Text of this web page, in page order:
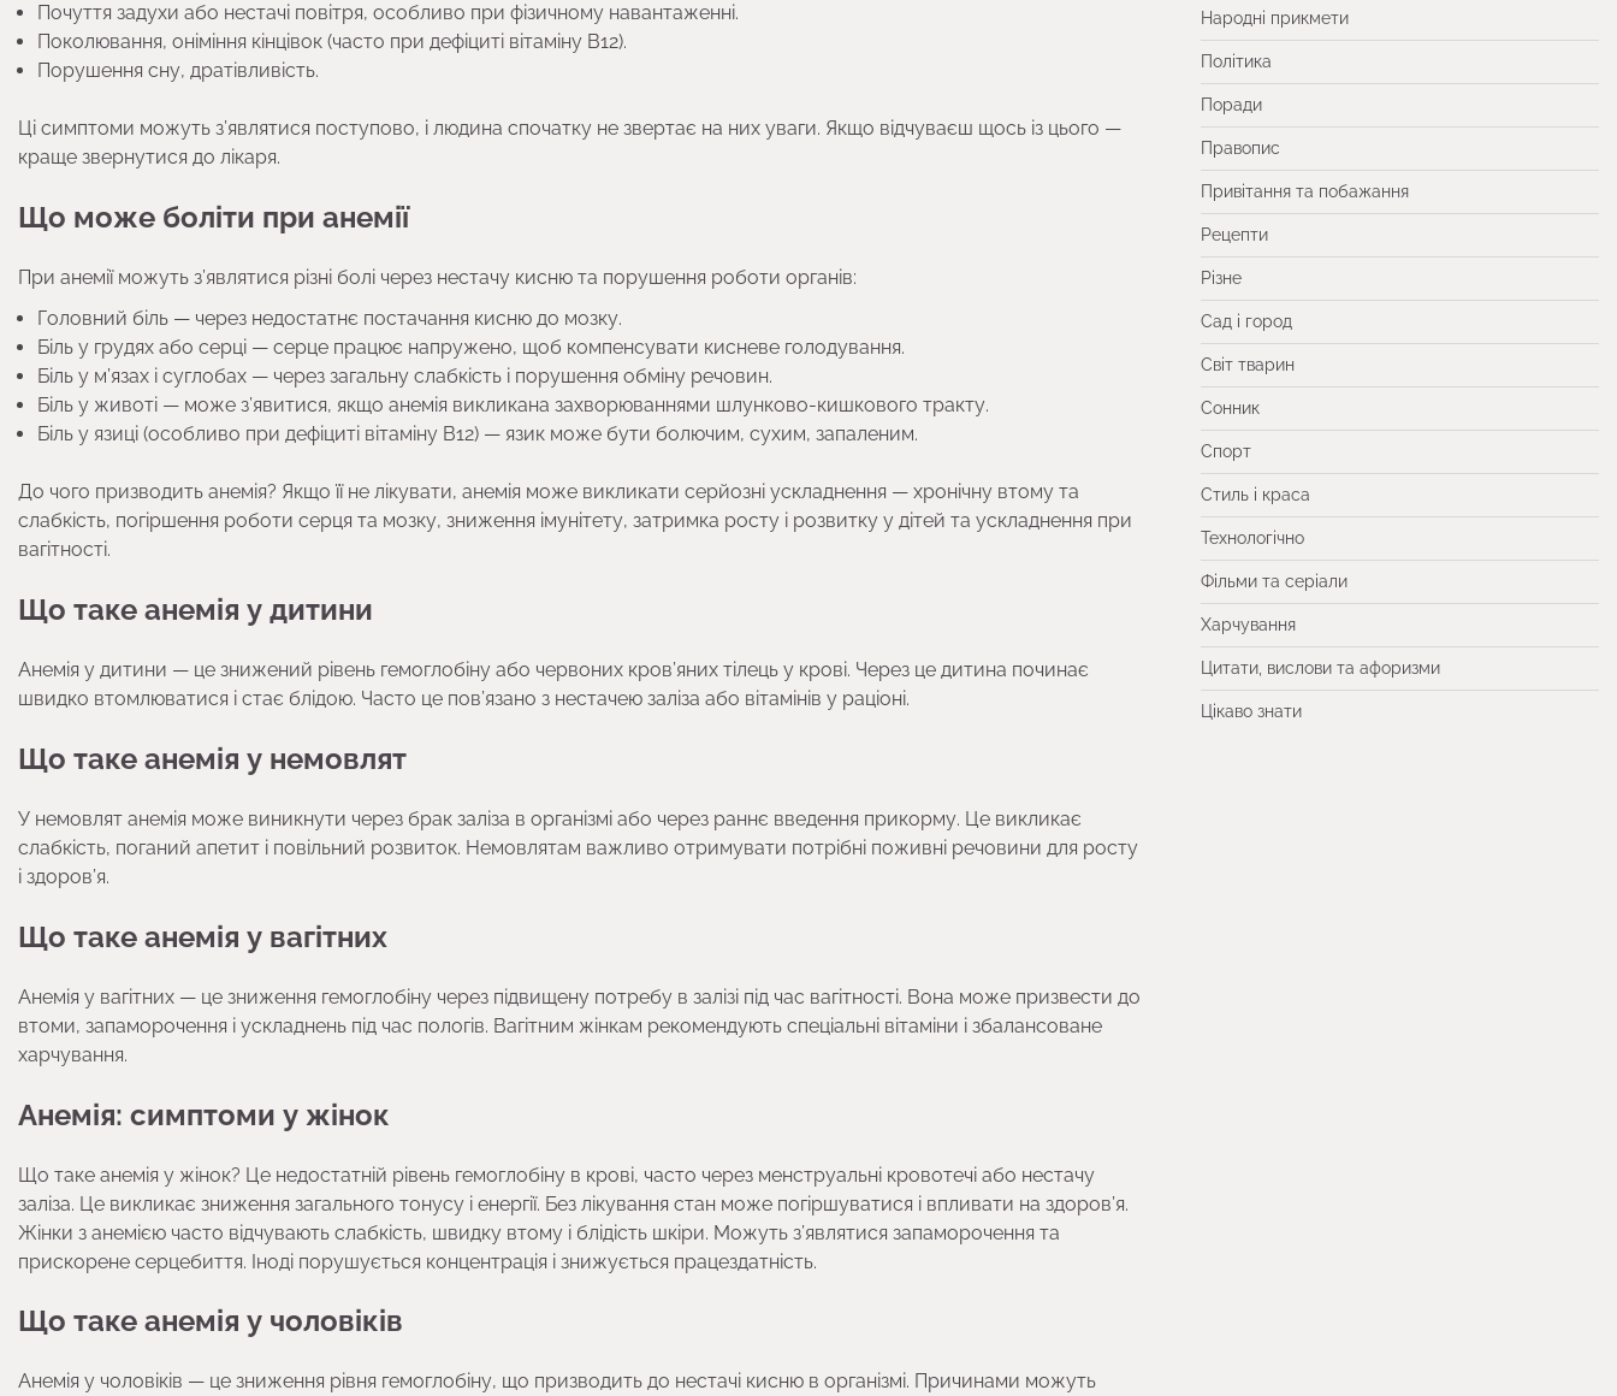
Почуття задухи або нестачі повітря, особливо при фізичному навантаженні.
Поколювання, оніміння кінцівок (часто при дефіциті вітаміну B12).
Порушення сну, дратівливість.
Ці симптоми можуть з’являтися поступово, і людина спочатку не звертає на них уваги. Якщо відчуваєш щось із цього —
краще звернутися до лікаря.
Що може боліти при анемії
При анемії можуть з’являтися різні болі через нестачу кисню та порушення роботи органів:
Головний біль — через недостатнє постачання кисню до мозку.
Біль у грудях або серці — серце працює напружено, щоб компенсувати кисневе голодування.
Біль у м’язах і суглобах — через загальну слабкість і порушення обміну речовин.
Біль у животі — може з’явитися, якщо анемія викликана захворюваннями шлунково-кишкового тракту.
Біль у язиці (особливо при дефіциті вітаміну B12) — язик може бути болючим, сухим, запаленим.
До чого призводить анемія? Якщо її не лікувати, анемія може викликати серйозні ускладнення — хронічну втому та
слабкість, погіршення роботи серця та мозку, зниження імунітету, затримка росту і розвитку у дітей та ускладнення при
вагітності.
Що таке анемія у дитини
Анемія у дитини — це знижений рівень гемоглобіну або червоних кров’яних тілець у крові. Через це дитина починає
швидко втомлюватися і стає блідою. Часто це пов’язано з нестачею заліза або вітамінів у раціоні.
Що таке анемія у немовлят
У немовлят анемія може виникнути через брак заліза в організмі або через раннє введення прикорму. Це викликає
слабкість, поганий апетит і повільний розвиток. Немовлятам важливо отримувати потрібні поживні речовини для росту
і здоров’я.
Що таке анемія у вагітних
Анемія у вагітних — це зниження гемоглобіну через підвищену потребу в залізі під час вагітності. Вона може призвести до
втоми, запаморочення і ускладнень під час пологів. Вагітним жінкам рекомендують спеціальні вітаміни і збалансоване
харчування.
Анемія: симптоми у жінок
Що таке анемія у жінок? Це недостатній рівень гемоглобіну в крові, часто через менструальні кровотечі або нестачу
заліза. Це викликає зниження загального тонусу і енергії. Без лікування стан може погіршуватися і впливати на здоров’я.
Жінки з анемією часто відчувають слабкість, швидку втому і блідість шкіри. Можуть з’являтися запаморочення та
прискорене серцебиття. Іноді порушується концентрація і знижується працездатність.
Що таке анемія у чоловіків
Анемія у чоловіків — це зниження рівня гемоглобіну, що призводить до нестачі кисню в організмі. Причинами можуть
Народні прикмети
Політика
Поради
Правопис
Привітання та побажання
Рецепти
Різне
Сад і город
Світ тварин
Сонник
Спорт
Стиль і краса
Технологічно
Фільми та серіали
Харчування
Цитати, вислови та афоризми
Цікаво знати